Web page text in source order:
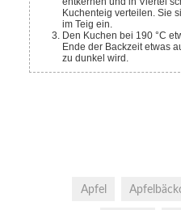
Kuchenteig verteilen. Sie
im Teig ein.
Den Kuchen bei 190 °C etwa eine Stunde backen. Gegen
Ende der Backzeit etwas
zu dunkel wird.
Apfel